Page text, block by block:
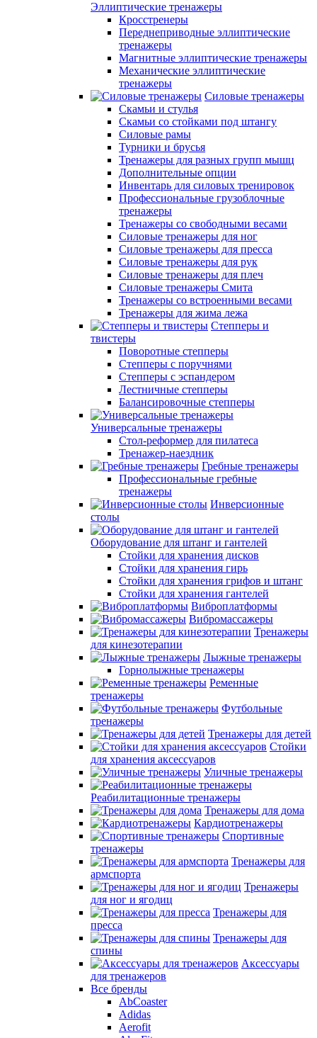
Эллиптические тренажеры
Кросстренеры
Переднеприводные эллиптические
тренажеры
Магнитные эллиптические тренажеры
Механические эллиптические
тренажеры
Силовые тренажеры
Скамьи и стулья
Скамьи со стойками под штангу
Силовые рамы
Турники и брусья
Тренажеры для разных групп мышц
Дополнительные опции
Инвентарь для силовых тренировок
Профессиональные грузоблочные
тренажеры
Тренажеры со свободными весами
Силовые тренажеры для ног
Силовые тренажеры для пресса
Силовые тренажеры для рук
Силовые тренажеры для плеч
Силовые тренажеры Смита
Тренажеры со встроенными весами
Тренажеры для жима лежа
Степперы и
твистеры
Поворотные степперы
Степперы с поручнями
Степперы с эспандером
Лестничные степперы
Балансировочные степперы
Универсальные тренажеры
Стол-реформер для пилатеса
Тренажер-наездник
Гребные тренажеры
Профессиональные гребные
тренажеры
Инверсионные
столы
Оборудование для штанг и гантелей
Стойки для хранения дисков
Стойки для хранения гирь
Стойки для хранения грифов и штанг
Стойки для хранения гантелей
Виброплатформы
Вибромассажеры
Тренажеры
для кинезотерапии
Лыжные тренажеры
Горнолыжные тренажеры
Ременные
тренажеры
Футбольные
тренажеры
Тренажеры для детей
Стойки
для хранения аксессуаров
Уличные тренажеры
Реабилитационные тренажеры
Тренажеры для дома
Кардиотренажеры
Спортивные
тренажеры
Тренажеры для
армспорта
Тренажеры
для ног и ягодиц
Тренажеры для
пресса
Тренажеры для
спины
Аксессуары
для тренажеров
Все бренды
AbCoaster
Adidas
Aerofit